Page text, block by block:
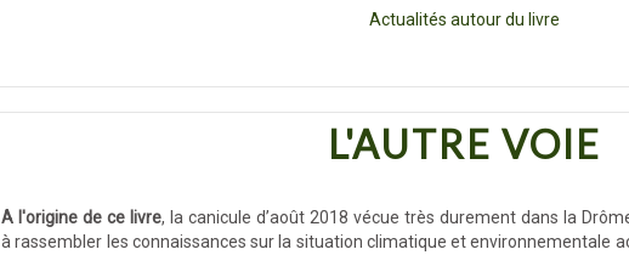
Actualités autour du livre
L'AUTRE VOIE
A l'origine de ce livre, la canicule d’août 2018 vécue très durement dans la
à rassembler les connaissances sur la situation climatique et environnementale